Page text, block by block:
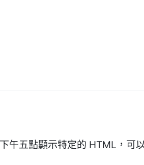
午五點顯示特定的 HTML，可